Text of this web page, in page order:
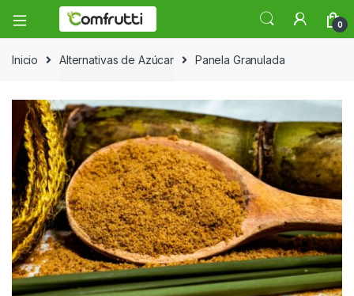
0
Inicio Alternativas de Azúcar Panela Granulada